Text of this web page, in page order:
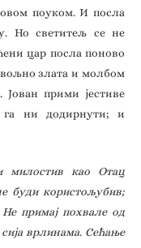
поуком. И посла
Но светитељ се не
цар посла поново
злата и молбом
прими јестиве
ни додирнути; и
милостив као Отац
буди користољубив;
примај похвале од
врлинама. Сећање